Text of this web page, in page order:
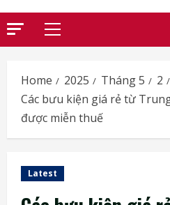
Primary
Home 2025 Tháng 5
2
Các bưu kiện giá rẻ từ
được miễn thuế
Latest